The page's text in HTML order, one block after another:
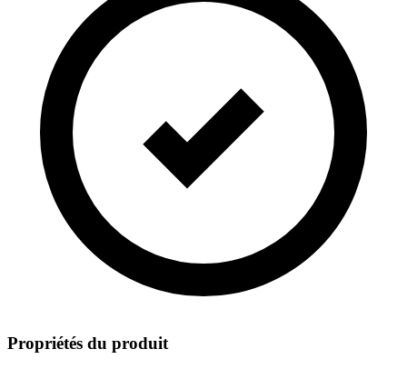
Propriétés du produit